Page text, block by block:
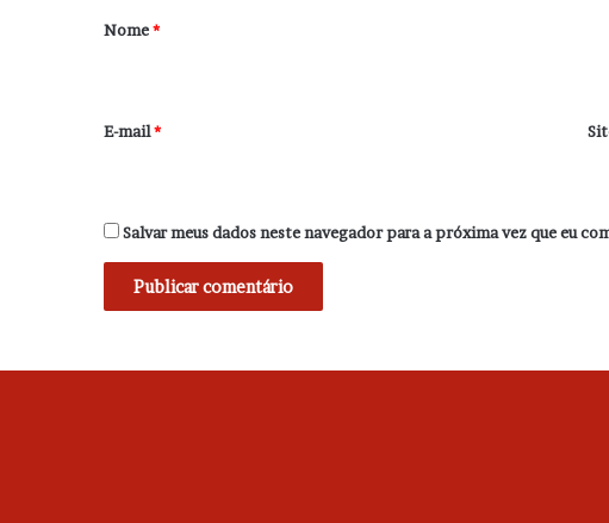
r
*
Nome*
E-mail*
Salvar meus dados neste navegador para a próxima vez que eu